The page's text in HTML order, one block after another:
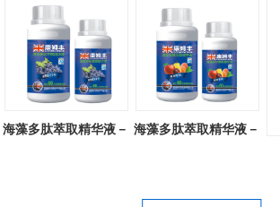
海藻多肽萃取精华液－ 海藻多肽萃取精华液－